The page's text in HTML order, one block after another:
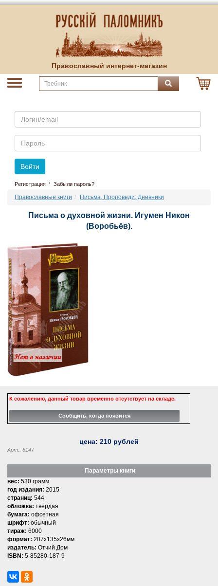
Православный интернет-магазин
Email
Пароль
Войти
Регистрация · Забыли пароль?
Православные книги Письма. Проповеди. Дневники
Письма о духовной жизни. Игумен Никон
(Воробьёв).
К сожалению, данный товар временно отсутствует на складе.
цена: 210 рублей
Арт.: 6147
Параметры книги
вес: 530 грамм
год издания: 2015
страниц: 544
обложка: твердая
бумага: офсетная
шрифт: обычный
тираж: 6000
формат: 207x135x26мм
издатель: Отчий Дом
ISBN: 5-85280-187-9